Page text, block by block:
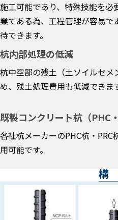
施工可能であり、特殊技能を
業である為、工程管理が容易
待できます。
杭内部処理の低減
杭中空部の残土（土ソイルセ
め、残土処理費用も低減できま
既製コンクリート杭（PHC
各社杭メーカーのPHC杭・
用可能です。
構